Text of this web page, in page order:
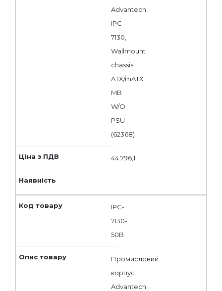
Advantech
IPC-
7130,
Wallmount
chassis
ATX/mATX
MB
W/O
PSU
(62368)
44 796,1
IPC-
7130-
50B
Промисловий
корпус
Advantech